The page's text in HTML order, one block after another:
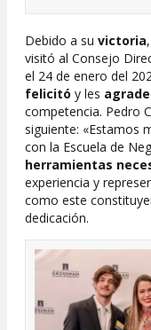
Debido a su victoria
visitó al Consejo
el 24 de enero del
felicitó y les
competencia. Pedro
siguiente: «Estamos
con la Escuela de
herramientas
experiencia y
como este
dedicación.